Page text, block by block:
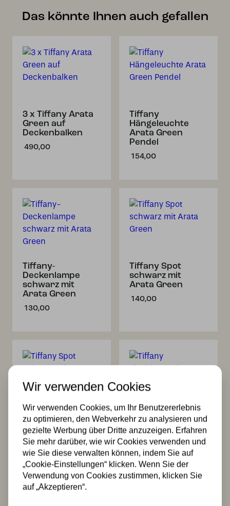
Das könnte Ihnen auch gefallen
3 x Tiffany Arata
Green auf
Deckenbalken
490,00
Tiffany
Hängeleuchte
Arata Green
Pendel
154,00
Tiffany-
Deckenlampe
schwarz mit
Arata Green
130,00
Tiffany Spot
schwarz mit
Arata Green
140,00
Tiffany Spot
schwarz mit
Arata Green
140,00
Tiffany
Tischlampe /
Skulptur Ballade
of a Bird Arata
Green
239,99
Wir verwenden Cookies
Wir verwenden Cookies, um Ihr Benutzererlebnis
zu optimieren, den Webverkehr zu analysieren und
gezielte Werbung über Dritte anzuzeigen. Erfahren
Sie mehr darüber, wie wir Cookies verwenden und
wie Sie diese verwalten können, indem Sie auf
„Cookie-Einstellungen“ klicken. Wenn Sie der
Verwendung von Cookies zustimmen, klicken Sie
auf „Akzeptieren“.